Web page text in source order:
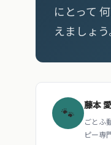
にとって
えましょう
🐾 藤本
ごとふ
ピー専